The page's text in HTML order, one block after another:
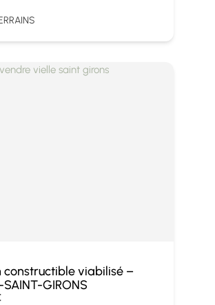
constructible viabilisé –
SAINT-GIRONS